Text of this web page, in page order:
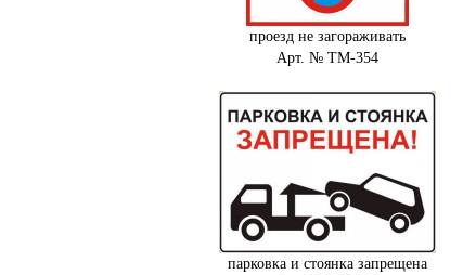
проезд не загораживать
Арт. № ТМ-354
парковка и стоянка запрещена